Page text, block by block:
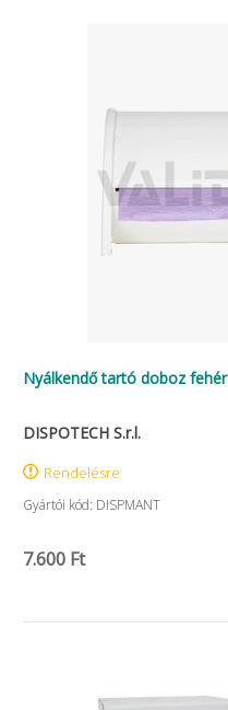
Nyálkendő tartó doboz fehér
DISPOTECH S.r.l.
Rendelésre
Gyártói kód: DISPMANT
7.600 Ft